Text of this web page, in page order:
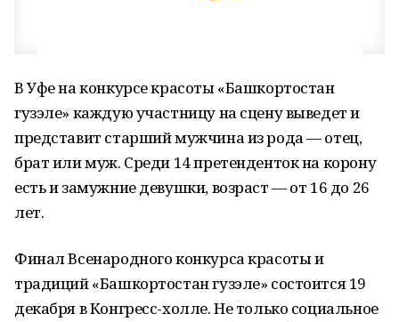
В Уфе на конкурсе красоты «Башкортостан
гузэле» каждую участницу на сцену выведет и
представит старший мужчина из рода — отец,
брат или муж. Среди 14 претенденток на корону
есть и замужние девушки, возраст — от 16 до 26
лет.
Финал Всенародного конкурса красоты и
традиций «Башкортостан гузэле» состоится 19
декабря в Конгресс-холле. Не только социальное